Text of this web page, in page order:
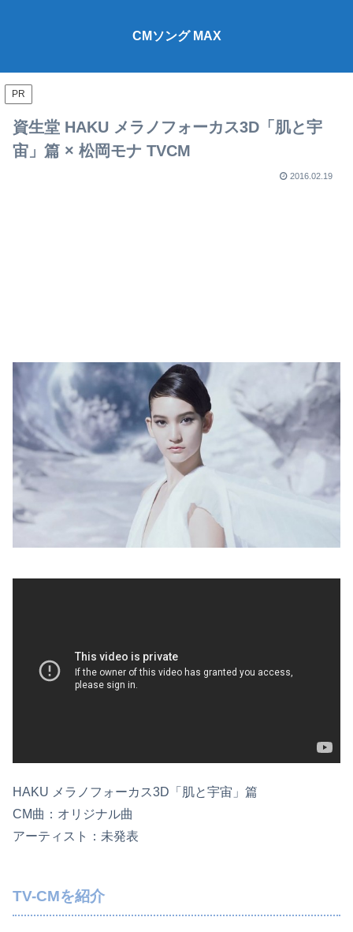
CMソング MAX
PR
資生堂 HAKU メラノフォーカス3D「肌と宇
宙」篇 × 松岡モナ TVCM
2016.02.19
HAKU メラノフォーカス3D「肌と宇宙」篇
CM曲：オリジナル曲
アーティスト：未発表
TV-CMを紹介